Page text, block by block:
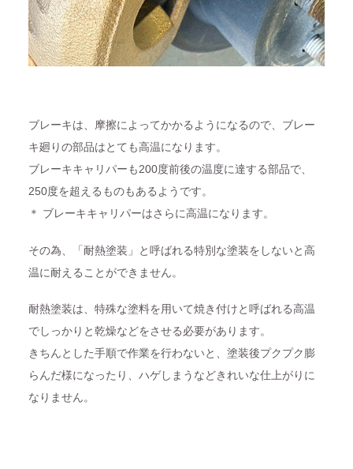
ブレーキは、摩擦によってかかるようになるので、ブレー
キ廻りの部品はとても高温になります。
ブレーキキャリパーも200度前後の温度に達する部品で、
250度を超えるものもあるようです。
＊ ブレーキキャリパーはさらに高温になります。
その為、「耐熱塗装」と呼ばれる特別な塗装をしないと高
温に耐えることができません。
耐熱塗装は、特殊な塗料を用いて焼き付けと呼ばれる高温
でしっかりと乾燥などをさせる必要があります。
きちんとした手順で作業を行わないと、塗装後プクプク膨
らんだ様になったり、ハゲしまうなどきれいな仕上がりに
なりません。